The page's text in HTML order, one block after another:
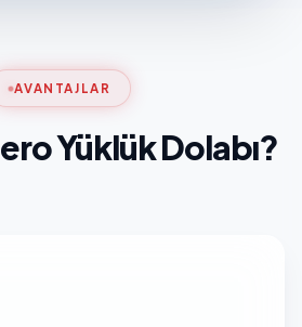
AVANTAJLAR
Yüklük Dolabı?